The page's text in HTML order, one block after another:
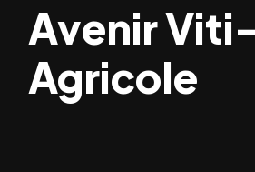
Avenir
Agricole